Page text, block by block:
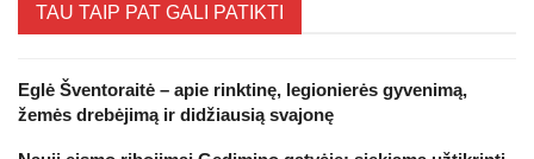
TAU TAIP PAT GALI PATIKTI
Eglė Šventoraitė – apie rinktinę, legionierės gyvenimą,
žemės drebėjimą ir didžiausią svajonę